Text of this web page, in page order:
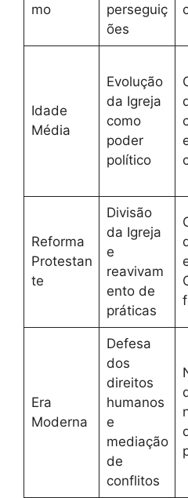
mo
perseguiç
ões
Idade
Média
Evolução
da Igreja
como
poder
político
Reforma
Protestan
te
Divisão
da Igreja
e
reavivam
ento de
práticas
Era
Moderna
Defesa
dos
direitos
humanos
e
mediação
de
conflitos